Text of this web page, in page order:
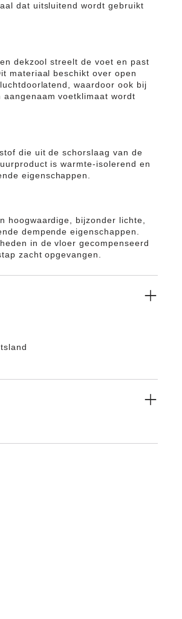
dat uitsluitend wordt gebruikt
dekzool streelt de voet en past
materiaal beschikt over open
waardoor ook bij
voetklimaat wordt
die uit de schorslaag van de
is warmte-isolerend en
eigenschappen.
hoogwaardige, bijzonder lichte,
dempende eigenschappen.
in de vloer gecompenseerd
zacht opgevangen.